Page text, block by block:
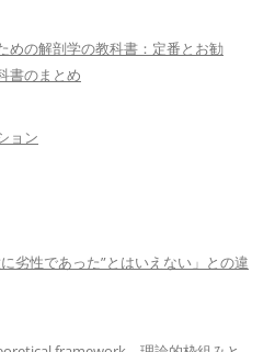
めの解剖学の教科書：定番とお勧
書のまとめ
ョン
劣性であった”とはいえない」との違